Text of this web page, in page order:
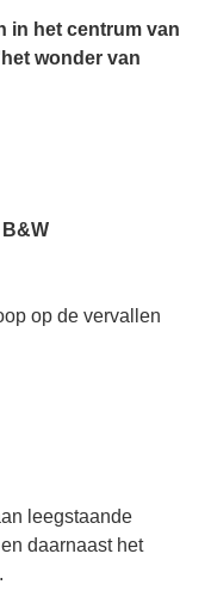
in het centrum van
wonder van
op de vervallen
leegstaande
daarnaast het